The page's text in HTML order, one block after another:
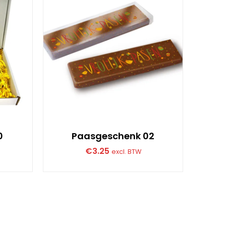
Paasgeschenk 02
€3.25 excl. BTW